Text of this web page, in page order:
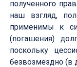
полученного
наш взгляд,
применимы к
(погашения)
поскольку
безвозмездно (в